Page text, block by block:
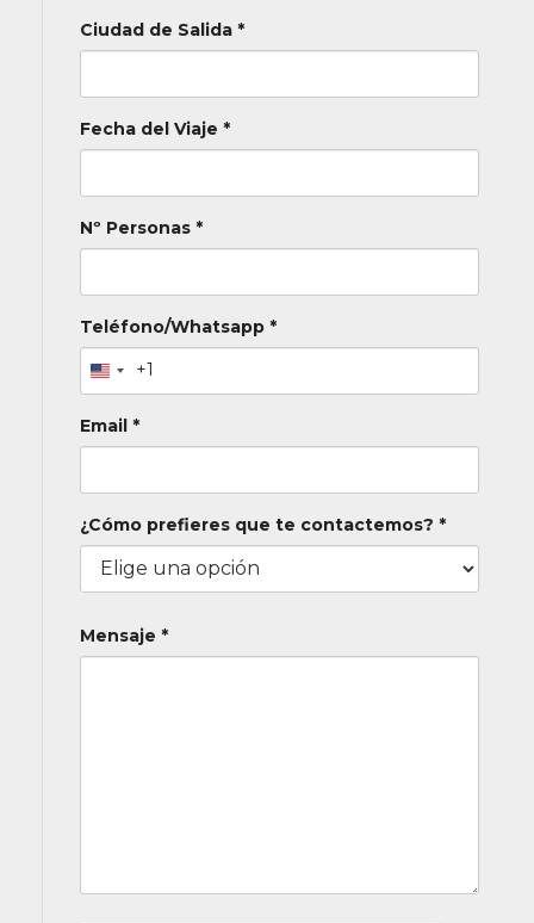
Ciudad de Salida *
Fecha del Viaje *
Nº Personas *
Teléfono/Whatsapp *
+1
Email *
¿Cómo prefieres que te contactemos? *
Mensaje *